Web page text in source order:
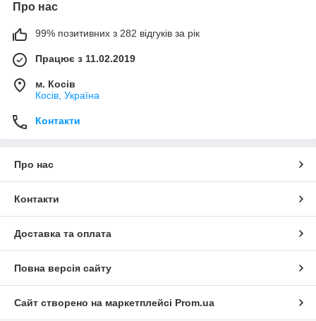
Про нас
99% позитивних з 282 відгуків за рік
Працює з 11.02.2019
м. Косів
Косів, Україна
Контакти
Про нас
Контакти
Доставка та оплата
Повна версія сайту
Сайт створено на маркетплейсі Prom.ua